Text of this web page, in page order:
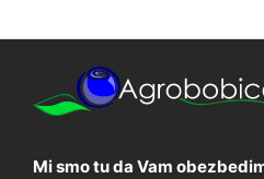
Mi smo tu da Vam